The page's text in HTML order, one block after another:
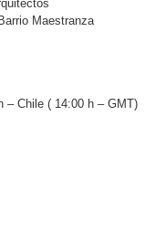
Maestranza
– Chile ( 14:00 h – GMT)